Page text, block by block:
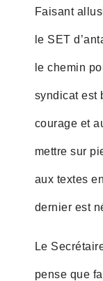
Faisant
le SET
le chemin
syndicat est
courage et
mettre sur
aux textes
dernier est
Le
pense que